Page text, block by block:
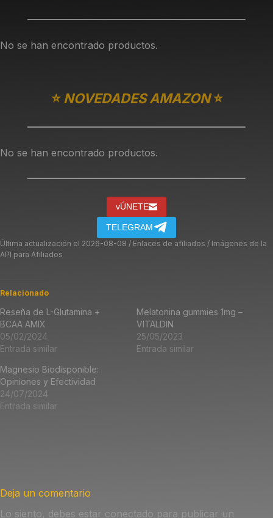
No se han encontrado productos.
⭐️NOVEDADES AMAZON⭐️
No se han encontrado productos.
vÚNETE
TELEGRAM
Última actualización el 2026-08-08 / Enlaces de afiliados / Imágenes de la
API para Afiliados
Relacionado
Reseña de L-Glutamina +
BCAA AMIX
05/02/2024
Entrada similar
Melatonina gummies 1mg –
VITALDIN
25/05/2023
Entrada similar
Magnesio Biodisponible:
Opiniones y Efectividad
24/07/2024
Entrada similar
Deja un comentario
Lo siento, debes estar conectado para publicar un